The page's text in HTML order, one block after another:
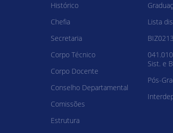
Histórico
Chefia
Secretaria
Corpo Técnico
Corpo Docente
Conselho Departamental
Comissões
Estrutura
Lista
Sist. e
Pós-